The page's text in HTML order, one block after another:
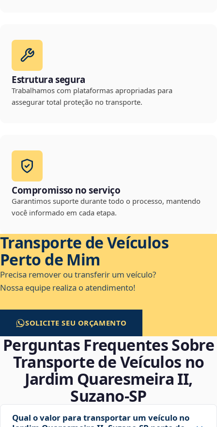
Estrutura segura
Trabalhamos com plataformas apropriadas para
assegurar total proteção no transporte.
Compromisso no serviço
Garantimos suporte durante todo o processo, mantendo
você informado em cada etapa.
Transporte de Veículos
Perto de Mim
Precisa remover ou transferir um veículo?
Nossa equipe realiza o atendimento!
SOLICITE SEU ORÇAMENTO
Perguntas Frequentes Sobre
Transporte de Veículos no
Jardim Quaresmeira II,
Suzano‑SP
Qual o valor para transportar um veículo no